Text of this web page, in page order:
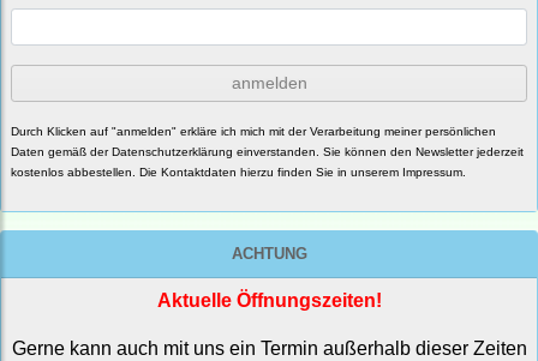
anmelden
Durch Klicken auf "anmelden" erkläre ich mich mit der Verarbeitung meiner persönlichen
Daten gemäß der Datenschutzerklärung einverstanden. Sie können den Newsletter jederzeit
kostenlos abbestellen. Die Kontaktdaten hierzu finden Sie in unserem Impressum.
ACHTUNG
Aktuelle Öffnungszeiten!
Gerne kann auch mit uns ein Termin außerhalb dieser Zeiten